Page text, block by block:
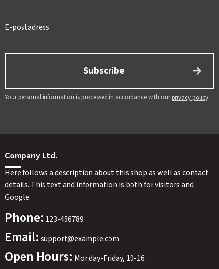
Subscribe
Your personal information is processed in accordance with ourprivacy policy.
Company Ltd.
Here follows a description about this shop as well as contact
details. This text and information is both for visitors and
Google.
Phone: 123-456789
Email: support@example.com
Open Hours: Monday-Friday, 10-16